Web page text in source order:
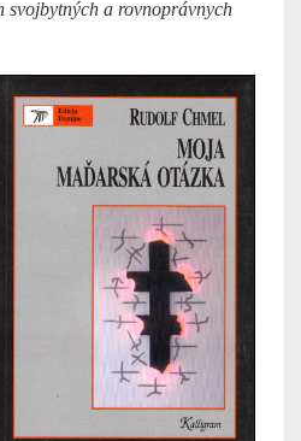
svojbytných a rovnoprávnych